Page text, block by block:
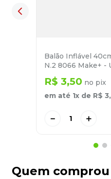
Balão Inflável
N.2 8066 Make+ -
R$ 3,50 no pix
em até 1x de R$ 3,
＋
－
Quem